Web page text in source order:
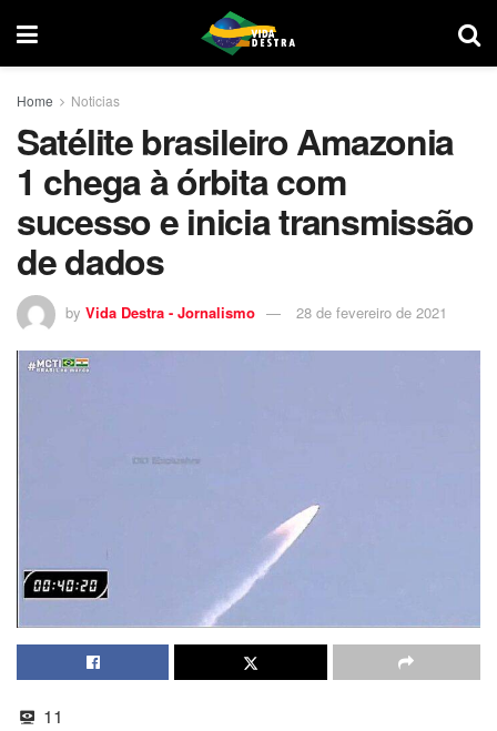
Home Noticias
Satélite brasileiro Amazonia
1 chega à órbita com
sucesso e inicia transmissão
de dados
by Vida Destra - Jornalismo 28 de fevereiro de 2021
11